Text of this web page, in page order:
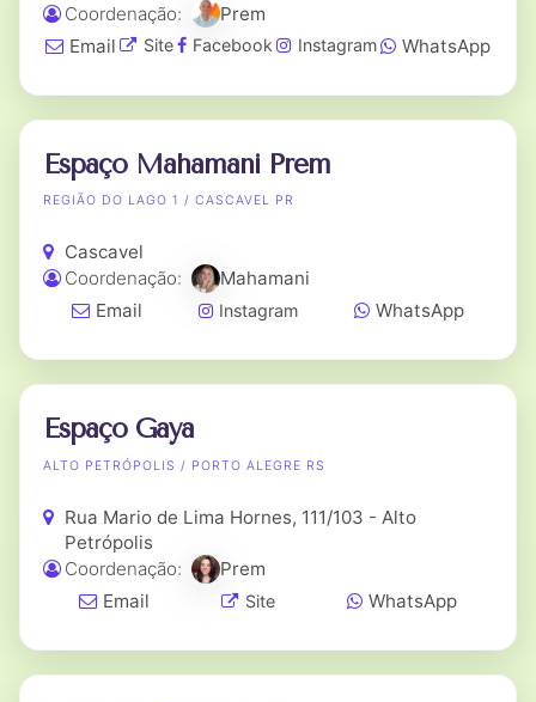
Coordenação:
Prem
Email
Site Facebook Instagram WhatsApp
Espaço Mahamani Prem
REGIÃO DO LAGO 1 / CASCAVEL PR
Cascavel
Coordenação:
Mahamani
Email
Instagram WhatsApp
Espaço Gaya
ALTO PETRÓPOLIS / PORTO ALEGRE RS
Rua Mario de Lima Hornes, 111/103 - Alto
Petrópolis
Coordenação:
Prem
Email
Site WhatsApp